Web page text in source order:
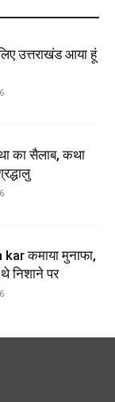
उत्तराखंड आया हूं
का सैलाब, कथा
कमाया मुनाफा,
निशाने पर